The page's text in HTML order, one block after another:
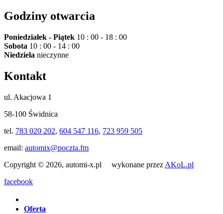
Godziny otwarcia
Poniedziałek - Piątek 10 : 00 - 18 : 00
Sobota 10 : 00 - 14 : 00
Niedziela nieczynne
Kontakt
ul. Akacjowa 1
58-100 Świdnica
tel. 783 020 202, 604 547 116, 723 959 505
email: automix@poczta.fm
Copyright © 2026, automi-x.pl wykonane przez AKoL.pl
facebook
Oferta